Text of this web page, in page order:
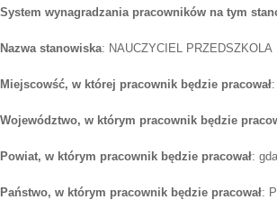
System wynagradzania pracowników na tym
Nazwa stanowiska: NAUCZYCIEL PRZEDSZKOLA
Miejscowść, w której pracownik będzie pracował
Województwo, w którym pracownik będzie
Powiat, w którym pracownik będzie pracował:
Państwo, w którym pracownik będzie pracował: